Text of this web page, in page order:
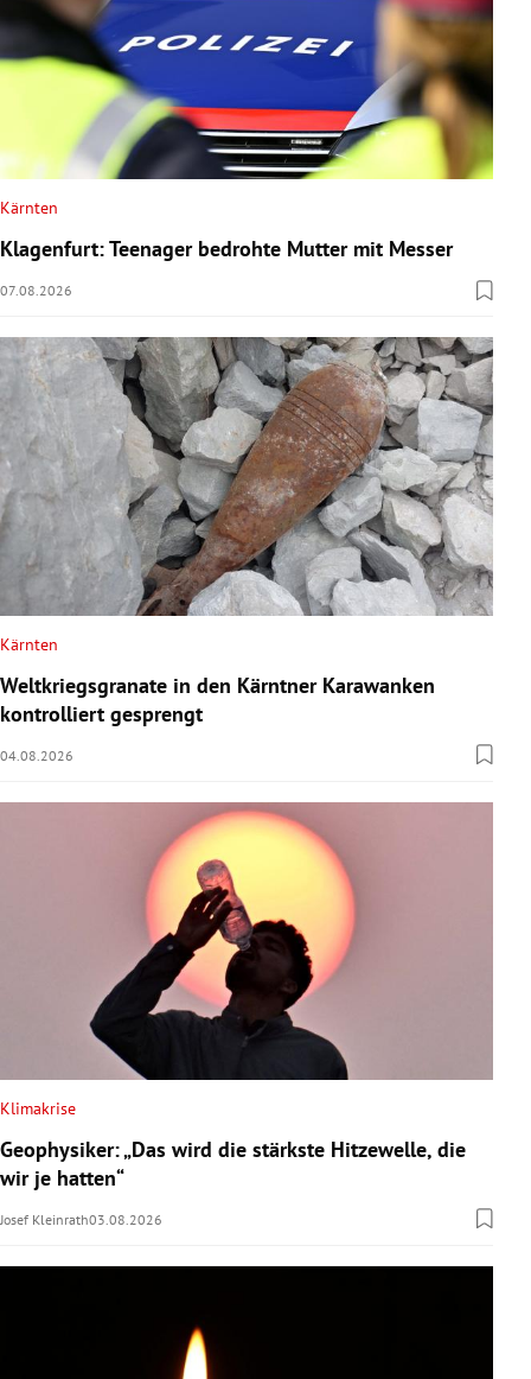
Kärnten
Klagenfurt: Teenager bedrohte Mutter mit Messer
07.08.2026
Kärnten
Weltkriegsgranate in den Kärntner Karawanken
kontrolliert gesprengt
04.08.2026
Klimakrise
Geophysiker: „Das wird die stärkste Hitzewelle, die
wir je hatten“
Josef Kleinrath03.08.2026